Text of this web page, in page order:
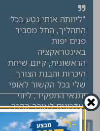
"ליוותה אותי נטע בכל
התהליך, החל מסביר
פנים יפות
באינטראקציה
הראשונית, קיום שיחת
היכרות והבנת הצורך
שלי בכל הקשור לאופי
ותנאי התפקיד, ליווי
ועדכונים לאורך הדרך,
הכנה לפני הראיונות
שהתקיימו בפועל, מעקב